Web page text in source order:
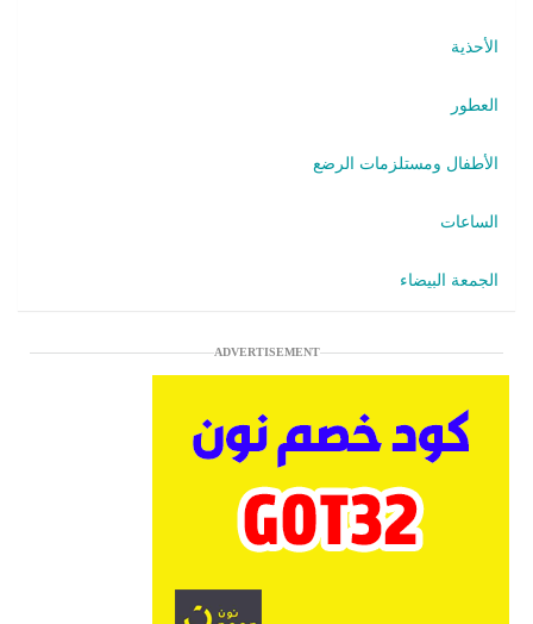
الأحذية
العطور
الأطفال ومستلزمات الرضع
الساعات
الجمعة البيضاء
ADVERTISEMENT